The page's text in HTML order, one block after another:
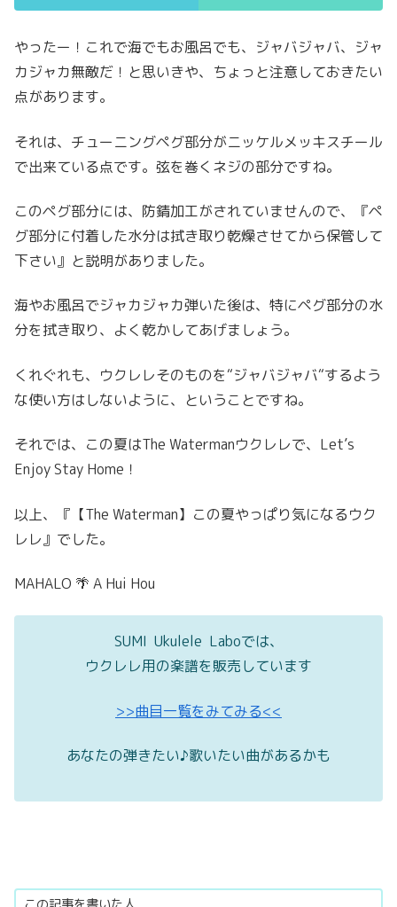
やったー！これで海でもお風呂でも、ジャバジャバ、ジャ
カジャカ無敵だ！と思いきや、ちょっと注意しておきたい
点があります。
それは、チューニングペグ部分がニッケルメッキスチール
で出来ている点です。弦を巻くネジの部分ですね。
このペグ部分には、防錆加工がされていませんので、『ペ
グ部分に付着した水分は拭き取り乾燥させてから保管して
下さい』と説明がありました。
海やお風呂でジャカジャカ弾いた後は、特にペグ部分の水
分を拭き取り、よく乾かしてあげましょう。
くれぐれも、ウクレレそのものを“ジャバジャバ“するよう
な使い方はしないように、ということですね。
それでは、この夏はThe Watermanウクレレで、Let’s
Enjoy Stay Home！
以上、『【The Waterman】この夏やっぱり気になるウク
レレ』でした。
MAHALO 🌴 A Hui Hou
SUMI Ukulele Laboでは、
ウクレレ用の楽譜を販売しています
>>曲目一覧をみてみる<<
あなたの弾きたい♪歌いたい曲があるかも